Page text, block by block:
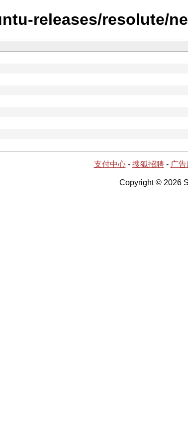
releases/resolute/
支付中心- 搜狐招聘- 广
Copyright © 2026